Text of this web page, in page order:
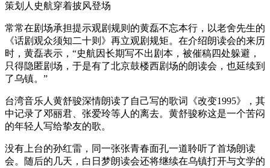
策划人史航穿着披风登场
常常在剧场承担提示观剧规则的黄磊不忘本行，以老舍先生的
《话剧观众须知二十则》再立观剧规矩。在介绍朗读会的来历
时，黄磊表示，“史航因长期写不出剧本，被催稿四处躲避，
只得隐匿剧场，于是有了北京鼓楼西剧场的朗读会，也延续到
了乌镇。”
台湾音乐人黄舒骏深情朗读了自己写的歌词《改变1995》，其
中记录了邓丽君、张爱玲等人的离去。黄舒骏称这是一个苦闷
的年轻人写给挚友的歌。
没有上台的孙红雷，同一张张青春面孔一道聆听了首场朗读
会。随后的几天，白日梦朗读会还将继续在乌镇打开与文学的